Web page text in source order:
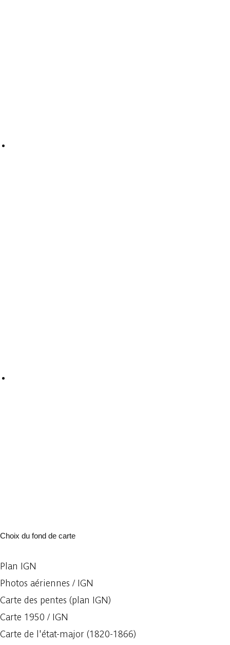
Choix du fond de carte
Plan IGN
Photos aériennes / IGN
Carte des pentes (plan IGN)
Carte 1950 / IGN
Carte de l'état-major (1820-1866)